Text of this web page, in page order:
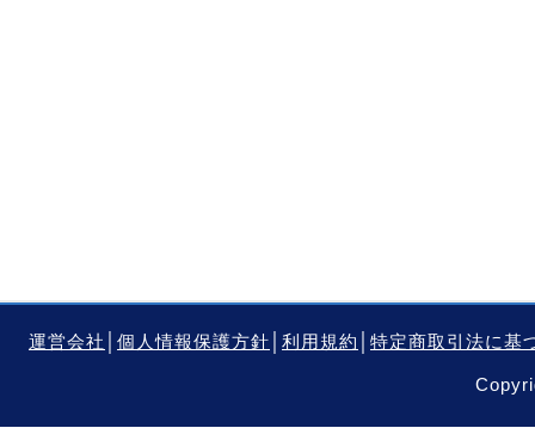
運営会社 個人情報保護方針 利用規約 特定商取引法に基